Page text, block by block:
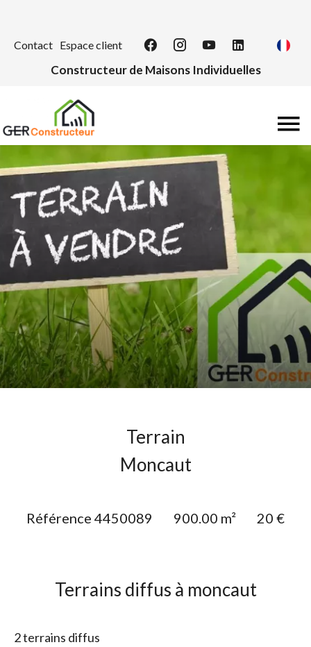
Contact Espace client
Constructeur de Maisons Individuelles
Terrain
Moncaut
Référence 4450089 900.00 m² 20 €
Terrains diffus à moncaut
2 terrains diffus